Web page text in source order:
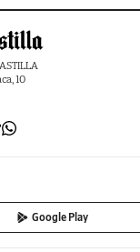
10
Google Play